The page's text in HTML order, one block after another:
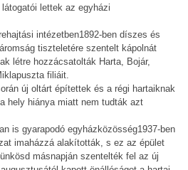
lettek az egyházi
intézetben1892-ben díszes és
tiszteletére szentelt kápolnát
létre hozzácsatolták Harta, Bojár,
filiáit.
új oltárt építettek és a régi hartaiknak
hely hiánya miatt nem tudták azt
is gyarapodó egyházközösség1937-ben
imaházzá alakították, s ez az épület
másnapján szentelték fel az új